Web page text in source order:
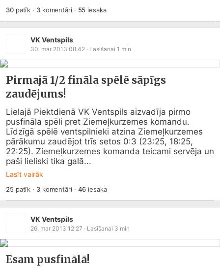
30patīk · 3komentāri · 55 iesaka
VK Ventspils
30. mar 2013 08:42 · Lasīšanai 1 min
Pirmajā 1/2 fināla spēlē sāpīgs
zaudējums!
Lielajā Piektdienā VK Ventspils aizvadīja pirmo
pusfināla spēli pret Ziemeļkurzemes komandu.
Līdzīgā spēlē ventspilnieki atzina Ziemeļkurzemes
pārākumu zaudējot trīs setos 0:3 (23:25, 18:25,
22:25). Ziemeļkurzemes komanda teicami servēja un
paši lieliski tika galā...
Lasīt vairāk
25patīk · 3komentāri · 46 iesaka
VK Ventspils
26. mar 2013 12:27 · Lasīšanai 3 min
Esam pusfinālā!